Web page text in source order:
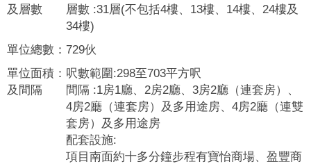
及層數
層數 :31層(不包括4樓、13樓、14樓、24樓及
34樓)
單位總數 ： 729伙
單位面積
及間隔
： 呎數範圍:298至703平方呎
間隔 :1房1廳、2房2廳、3房2廳（連套房）、
4房2廳（連套房）及多用途房、4房2廳（連雙
套房）及多用途房
配套設施:
項目南面約十多分鐘步程有寶怡商場、盈豐商